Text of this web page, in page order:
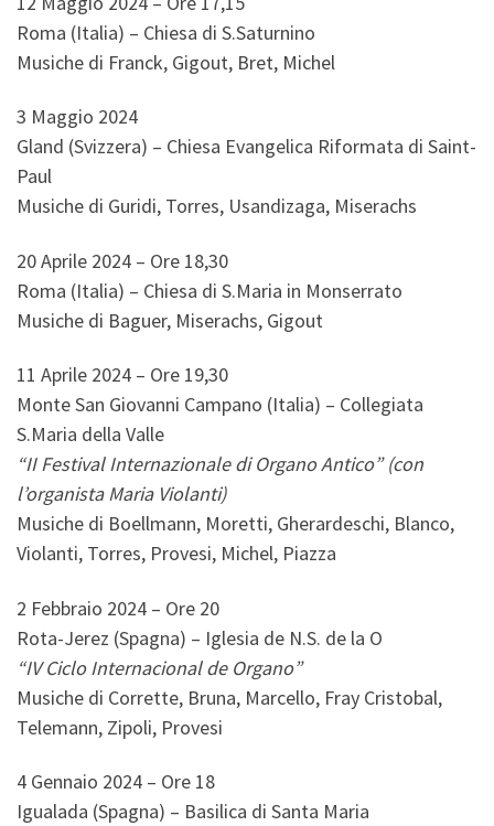
Roma (Italia) – Chiesa di S.Saturnino
Musiche di Franck, Gigout, Bret, Michel
3 Maggio 2024
Gland (Svizzera) – Chiesa Evangelica Riformata di Saint-
Paul
Musiche di Guridi, Torres, Usandizaga, Miserachs
20 Aprile 2024 – Ore 18,30
Roma (Italia) – Chiesa di S.Maria in Monserrato
Musiche di Baguer, Miserachs, Gigout
11 Aprile 2024 – Ore 19,30
Monte San Giovanni Campano (Italia) – Collegiata
S.Maria della Valle
“II Festival Internazionale di Organo Antico” (con
l’organista Maria Violanti)
Musiche di Boellmann, Moretti, Gherardeschi, Blanco,
Violanti, Torres, Provesi, Michel, Piazza
2 Febbraio 2024 – Ore 20
Rota-Jerez (Spagna) – Iglesia de N.S. de la O
“IV Ciclo Internacional de Organo”
Musiche di Corrette, Bruna, Marcello, Fray Cristobal,
Telemann, Zipoli, Provesi
4 Gennaio 2024 – Ore 18
Igualada (Spagna) – Basilica di Santa Maria